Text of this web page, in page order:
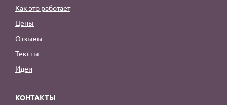
Как это работает
Цены
Отзывы
Тексты
Идеи
КОНТАКТЫ